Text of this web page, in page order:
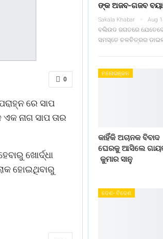
0
ରେ ସାପ
ନାଗ ସାପ ତାର
ଖୋର୍ଦ୍ଧା
ହୋଇଥିବାରୁ
ଙ୍କ ଅଜବ-ଗଜବ
Sakala Khabar Aug
ବଲିଉଡ ଜଗତରେ
ସମସ୍ତେ ଚଳଚିତ୍ରର
ମନୋରଞ୍ଜନ
କାହିଁକି ଅଚାନକ ବିବାଦ
ଘେରକୁ ଆସିଲେ
କୁମାର ସାନୁ
ଦେଶ- ବିଦେଶ